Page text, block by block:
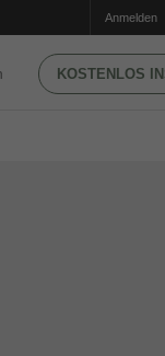
Anmelden
KOSTENLOS